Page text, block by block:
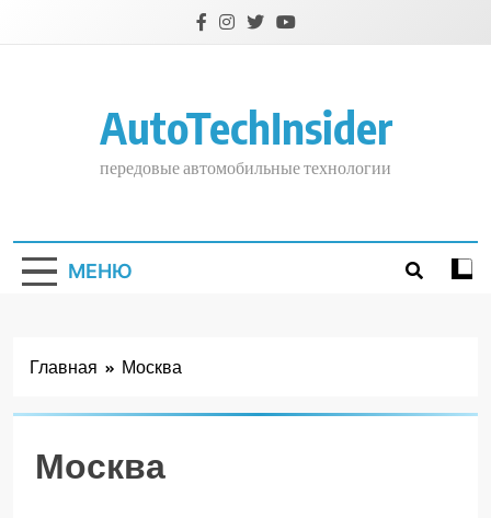
AutoTechInsider
передовые автомобильные технологии
МЕНЮ
Главная Москва
Москва